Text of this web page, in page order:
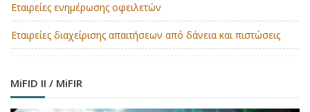
Εταιρείες ενημέρωσης οφειλετών
Εταιρείες διαχείρισης απαιτήσεων από δάνεια και πιστώσεις
MiFID II / MiFIR